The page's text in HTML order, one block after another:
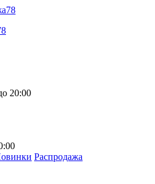
20:00
Распродажа